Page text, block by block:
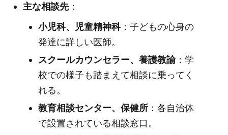
主な相談先：
小児科、児童精神科：子どもの心身の
発達に詳しい医師。
スクールカウンセラー、養護教諭：学
校での様子も踏まえて相談に乗ってく
れる。
教育相談センター、保健所 ：各自治体
で設置されている相談窓口。